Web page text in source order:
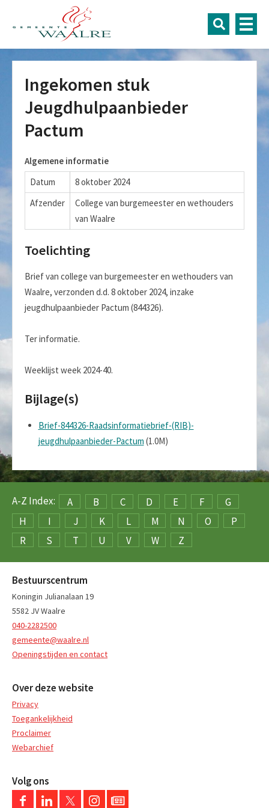
Ingekomen stuk
Jeugdhulpaanbieder
Pactum
Algemene informatie
Datum
8 oktober 2024
Afzender
College van burgemeester en wethouders
van Waalre
Toelichting
Brief van college van burgemeester en wethouders van
Waalre, verzonden d.d. 8 oktober 2024, inzake
jeugdhulpaanbieder Pactum (844326).
Ter informatie.
Weeklijst week 2024-40.
Bijlage(s)
Brief-844326-Raadsinformatiebrief-(RIB)-
jeugdhulpaanbieder-Pactum (1.0M)
A-Z Index: A B C D E F
G
H
I J K L M N O
P
R
S T U V W Z
Bestuurscentrum
Koningin Julianalaan 19
5582 JV Waalre
040-2282500
gemeente@waalre.nl
Openingstijden en contact
Over deze website
Privacy
Toegankelijkheid
Proclaimer
Webarchief
Volg ons